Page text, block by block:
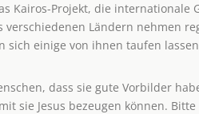
Kairos-Projekt, die internationale
verschiedenen Ländern nehmen
sich einige von ihnen taufen
dass sie gute Vorbilder
sie Jesus bezeugen können.